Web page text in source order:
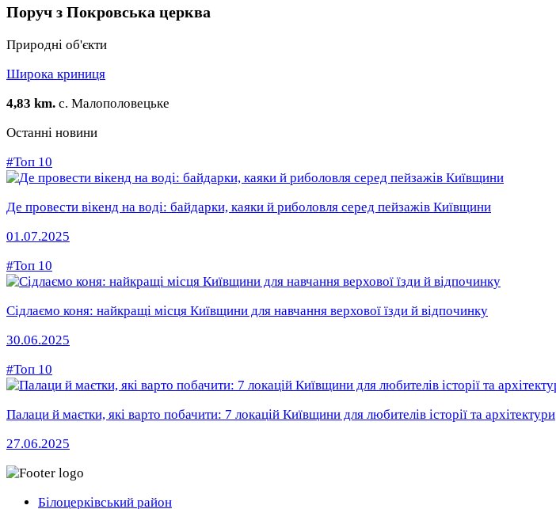
Поруч з Покровська церква
Природні об'єкти
Широка криниця
4,83 km. с. Малополовецьке
Останні новини
#Топ 10
Де провести вікенд на воді: байдарки, каяки й риболовля серед пейзажів Київщини
01.07.2025
#Топ 10
Сідлаємо коня: найкращі місця Київщини для навчання верхової їзди й відпочинку
30.06.2025
#Топ 10
Палаци й маєтки, які варто побачити: 7 локацій Київщини для любителів історії та архітектури
27.06.2025
Білоцерківський район